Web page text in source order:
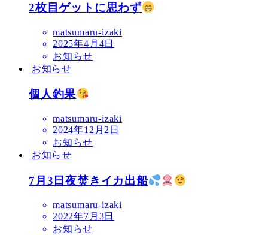
2枚目ゲットに思わず
matsumaru-izaki
2025年4月4日
お知らせ
お知らせ
個人釣果
matsumaru-izaki
2024年12月2日
お知らせ
お知らせ
7月3日夜焚きイカ出船
matsumaru-izaki
2022年7月3日
お知らせ